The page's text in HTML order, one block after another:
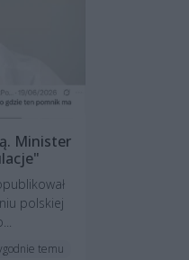
Minister
polskiej
temu